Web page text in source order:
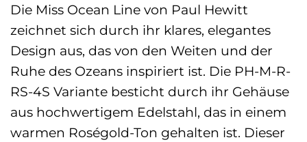
Die Miss Ocean Line von Paul Hewitt
zeichnet sich durch ihr klares, elegantes
Design aus, das von den Weiten und der
Ruhe des Ozeans inspiriert ist. Die PH-M-R-
RS-4S Variante besticht durch ihr Gehäuse
aus hochwertigem Edelstahl, das in einem
warmen Roségold-Ton gehalten ist. Dieser